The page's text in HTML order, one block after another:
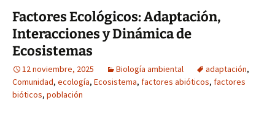
Factores Ecológicos: Adaptación,
Interacciones y Dinámica de
Ecosistemas
12 noviembre, 2025 Biología ambiental adaptación,
Comunidad, ecología, Ecosistema, factores abióticos, factores
bióticos, población